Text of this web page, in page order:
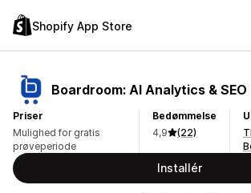
Shopify App Store
Boardroom: AI Analytics & SEO
Priser
Mulighed for gratis
prøveperiode
Bedømmelse
4,9
(22)
Installér